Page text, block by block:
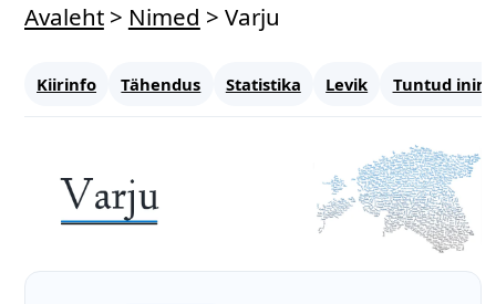
Avaleht> Nimed > Varju
Kiirinfo Tähendus Statistika Levik Tuntud